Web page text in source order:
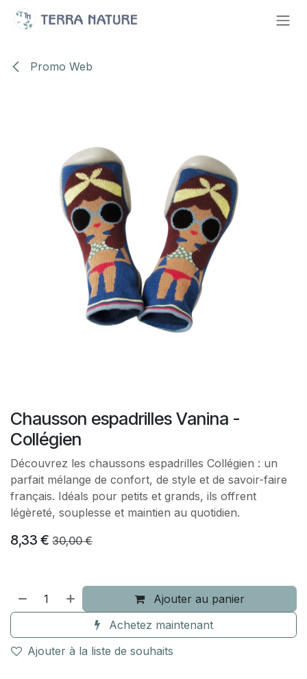
Se rendre au contenu
Promo Web
Chausson espadrilles Vanina -
Collégien
Découvrez les chaussons espadrilles Collégien : un
parfait mélange de confort, de style et de savoir-faire
français. Idéals pour petits et grands, ils offrent
légèreté, souplesse et maintien au quotidien.
8,33 € 30,00€
Ajouter au panier
Achetez maintenant
Ajouter à la liste de souhaits